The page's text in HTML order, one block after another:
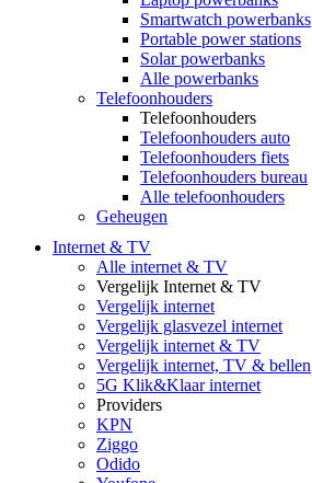
Smartwatch powerbanks
Portable power stations
Solar powerbanks
Alle powerbanks
Telefoonhouders
Telefoonhouders
Telefoonhouders auto
Telefoonhouders fiets
Telefoonhouders bureau
Alle telefoonhouders
Geheugen
Internet & TV
Alle internet & TV
Vergelijk Internet & TV
Vergelijk internet
Vergelijk glasvezel internet
Vergelijk internet & TV
Vergelijk internet, TV & bellen
5G Klik&Klaar internet
Providers
KPN
Ziggo
Odido